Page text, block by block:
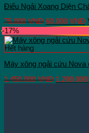
Điếu Ngải Xoang Diện
75.000VNĐ Giá
gốc
là:
75.000 VNĐ.
60.000 VNĐ
-17%
Hết hàng
Máy xông ngải cứu Nova
1.450.000VNĐ Giá
1.200.000